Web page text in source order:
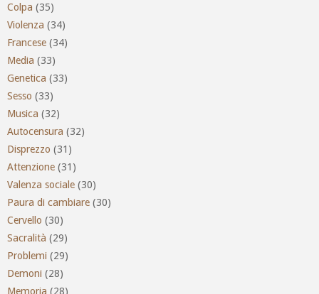
Colpa (35)
Violenza (34)
Francese (34)
Media (33)
Genetica (33)
Sesso (33)
Musica (32)
Autocensura (32)
Disprezzo (31)
Attenzione (31)
Valenza sociale (30)
Paura di cambiare (30)
Cervello (30)
Sacralità (29)
Problemi (29)
Demoni (28)
Memoria (28)